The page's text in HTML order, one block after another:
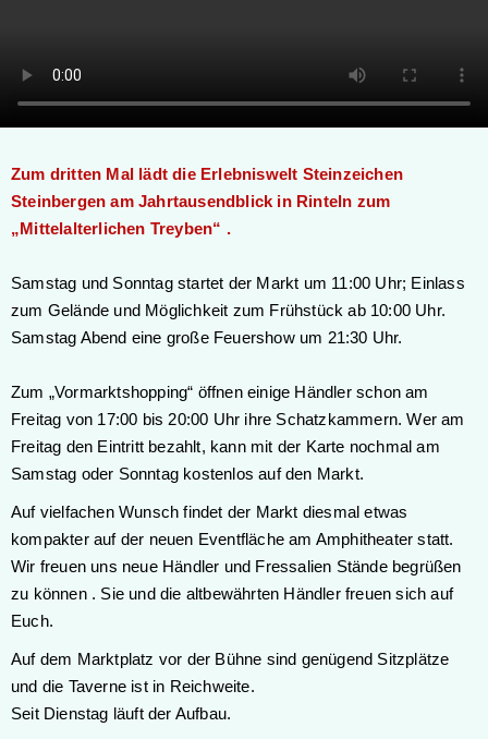
Zum dritten Mal lädt die Erlebniswelt Steinzeichen
Steinbergen am Jahrtausendblick in Rinteln zum
„Mittelalterlichen Treyben“ .
Samstag und Sonntag startet der Markt um 11:00 Uhr; Einlass
zum Gelände und Möglichkeit zum Frühstück ab 10:00 Uhr.
Samstag Abend eine große Feuershow um 21:30 Uhr.
Zum „Vormarktshopping“ öffnen einige Händler schon am
Freitag von 17:00 bis 20:00 Uhr ihre Schatzkammern. Wer am
Freitag den Eintritt bezahlt, kann mit der Karte nochmal am
Samstag oder Sonntag kostenlos auf den Markt.
Auf vielfachen Wunsch findet der Markt diesmal etwas
kompakter auf der neuen Eventfläche am Amphitheater statt.
Wir freuen uns neue Händler und Fressalien Stände begrüßen
zu können . Sie und die altbewährten Händler freuen sich auf
Euch.
Auf dem Marktplatz vor der Bühne sind genügend Sitzplätze
und die Taverne ist in Reichweite.
Seit Dienstag läuft der Aufbau.